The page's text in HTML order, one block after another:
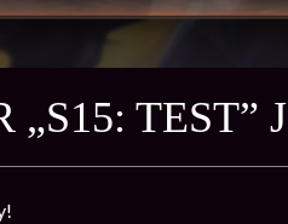
„S15: TEST”